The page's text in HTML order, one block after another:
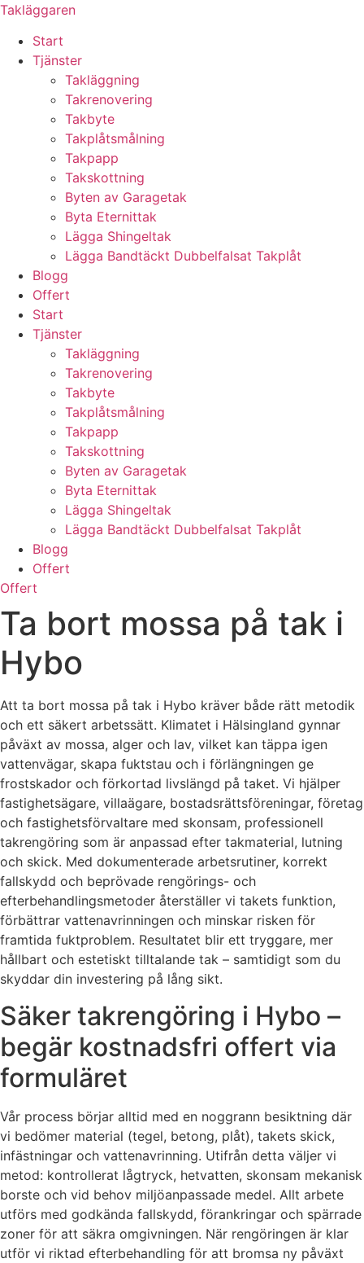
Skip
content
Takläggaren
Start
Tjänster
Takläggning
Takrenovering
Takbyte
Takplåtsmålning
Takpapp
Takskottning
Byten av Garagetak
Byta Eternittak
Lägga Shingeltak
Lägga Bandtäckt Dubbelfalsat Takplåt
Blogg
Offert
Start
Tjänster
Takläggning
Takrenovering
Takbyte
Takplåtsmålning
Takpapp
Takskottning
Byten av Garagetak
Byta Eternittak
Lägga Shingeltak
Lägga Bandtäckt Dubbelfalsat Takplåt
Blogg
Offert
Offert
Ta bort mossa på tak i
Hybo
Att ta bort mossa på tak i Hybo kräver både rätt metodik
och ett säkert arbetssätt. Klimatet i Hälsingland gynnar
påväxt av mossa, alger och lav, vilket kan täppa igen
vattenvägar, skapa fuktstau och i förlängningen ge
frostskador och förkortad livslängd på taket. Vi hjälper
fastighetsägare, villaägare, bostadsrättsföreningar, företag
och fastighetsförvaltare med skonsam, professionell
takrengöring som är anpassad efter takmaterial, lutning
och skick. Med dokumenterade arbetsrutiner, korrekt
fallskydd och beprövade rengörings- och
efterbehandlingsmetoder återställer vi takets funktion,
förbättrar vattenavrinningen och minskar risken för
framtida fuktproblem. Resultatet blir ett tryggare, mer
hållbart och estetiskt tilltalande tak – samtidigt som du
skyddar din investering på lång sikt.
Säker takrengöring i Hybo –
begär kostnadsfri offert via
formuläret
Vår process börjar alltid med en noggrann besiktning där
vi bedömer material (tegel, betong, plåt), takets skick,
infästningar och vattenavrinning. Utifrån detta väljer vi
metod: kontrollerat lågtryck, hetvatten, skonsam mekanisk
borste och vid behov miljöanpassade medel. Allt arbete
utförs med godkända fallskydd, förankringar och spärrade
zoner för att säkra omgivningen. När rengöringen är klar
utför vi riktad efterbehandling för att bromsa ny påväxt